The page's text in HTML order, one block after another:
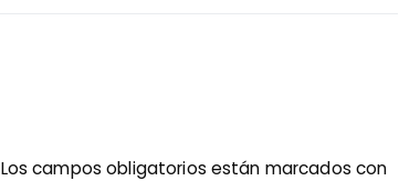
Los campos obligatorios están marcados con